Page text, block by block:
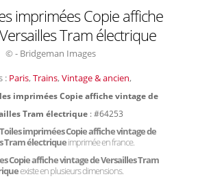
imprimées Copie affiche
Tram électrique
© - Bridgeman Images
: Paris, Trains, Vintage & ancien,
imprimées Copie affiche vintage de
Tram électrique : #64253
imprimées Copie affiche vintage de
Tram électriqueimprimée en france.
Copie affiche vintage de Versailles Tram
existe en plusieurs dimensions.